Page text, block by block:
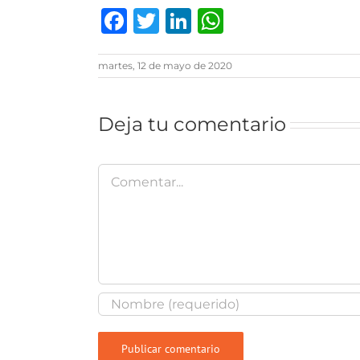
Facebook
TwitterLinkedIn
martes, 12 de mayo de 2020
Deja tu comentario
Comentar